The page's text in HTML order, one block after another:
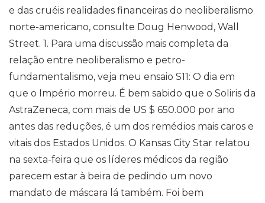
e das cruéis realidades financeiras do neoliberalismo
norte-americano, consulte Doug Henwood, Wall
Street. 1. Para uma discussão mais completa da
relação entre neoliberalismo e petro-
fundamentalismo, veja meu ensaio S11: O dia em
que o Império morreu. É bem sabido que o Soliris da
AstraZeneca, com mais de US $ 650.000 por ano
antes das reduções, é um dos remédios mais caros e
vitais dos Estados Unidos. O Kansas City Star relatou
na sexta-feira que os líderes médicos da região
parecem estar à beira de pedindo um novo
mandato de máscara lá também. Foi bem